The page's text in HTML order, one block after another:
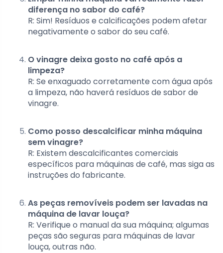
diferença no sabor do café?
R: Sim! Resíduos e calcificações podem afetar
negativamente o sabor do seu café.
O vinagre deixa gosto no café após a
limpeza?
R: Se enxaguado corretamente com água após
a limpeza, não haverá resíduos de sabor de
vinagre.
Como posso descalcificar minha máquina
sem vinagre?
R: Existem descalcificantes comerciais
específicos para máquinas de café, mas siga as
instruções do fabricante.
As peças removíveis podem ser lavadas na
máquina de lavar louça?
R: Verifique o manual da sua máquina; algumas
peças são seguras para máquinas de lavar
louça, outras não.